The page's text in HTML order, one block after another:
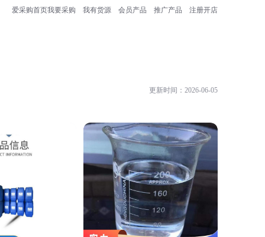
爱采购首页我要采购 我有货源 会员产品 推广产品 注册开店
更新时间：2026-06-05